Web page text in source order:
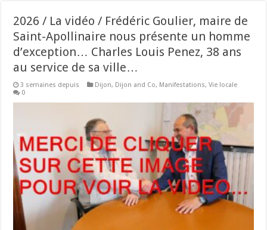
2026 / La vidéo / Frédéric Goulier, maire de
Saint-Apollinaire nous présente un homme
d’exception… Charles Louis Penez, 38 ans
au service de sa ville…
3 semaines depuis Dijon, Dijon and Co, Manifestations,Vie locale
0